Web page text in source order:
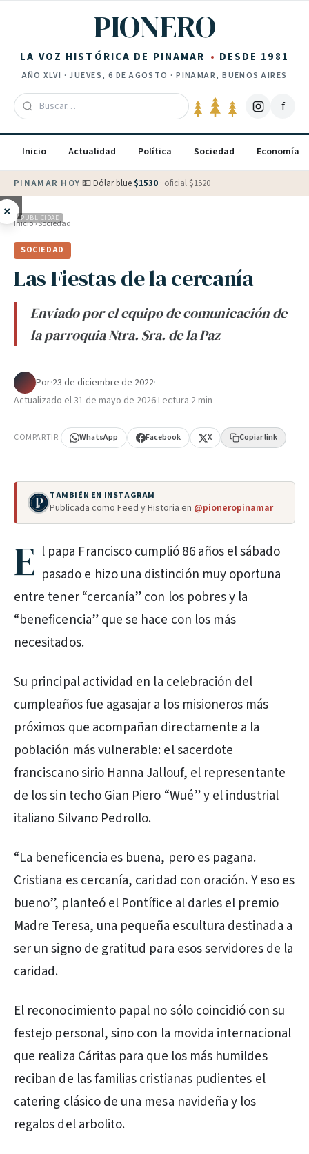
PIONERO
LA VOZ HISTÓRICA DE PINAMAR DESDE 1981
AÑOXLVI ·JUEVES, 6 DE AGOSTO · PINAMAR, BUENOS AIRES
f
Inicio Actualidad Política Sociedad Economía
PINAMAR HOY·💵 Dólar blue $1530 · oficial $1520
× PUBLICIDAD
Inicio›Sociedad
SOCIEDAD
Las Fiestas de la cercanía
Enviado por el equipo de comunicación de
la parroquia Ntra. Sra. de la Paz
Por·23 de diciembre de 2022·
Actualizado el31 de mayo de 2026·Lectura 2 min
COMPARTIR WhatsApp Facebook X Copiar link
TAMBIÉN EN INSTAGRAM
Publicada como Feed y Historia en @pioneropinamar
E l papa Francisco cumplió 86 años el sábado
pasado e hizo una distinción muy oportuna
entre tener “cercanía” con los pobres y la
“beneficencia” que se hace con los más
necesitados.
Su principal actividad en la celebración del
cumpleaños fue agasajar a los misioneros más
próximos que acompañan directamente a la
población más vulnerable: el sacerdote
franciscano sirio Hanna Jallouf, el representante
de los sin techo Gian Piero “Wué” y el industrial
italiano Silvano Pedrollo.
“La beneficencia es buena, pero es pagana.
Cristiana es cercanía, caridad con oración. Y eso es
bueno”, planteó el Pontífice al darles el premio
Madre Teresa, una pequeña escultura destinada a
ser un signo de gratitud para esos servidores de la
caridad.
El reconocimiento papal no sólo coincidió con su
festejo personal, sino con la movida internacional
que realiza Cáritas para que los más humildes
reciban de las familias cristianas pudientes el
catering clásico de una mesa navideña y los
regalos del arbolito.